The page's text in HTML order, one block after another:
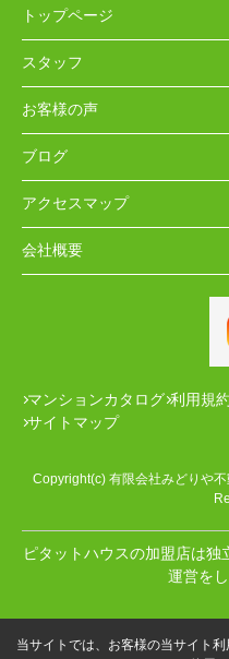
トップページ
スタッフ
お客様の声
ブログ
アクセスマップ
会社概要
マンションカタログ 利用規約
サイトマップ
Copyright(c) 有限会社みどりや
ピタットハウスの加盟店は独
運営を
当サイトでは、お客様の当サイト